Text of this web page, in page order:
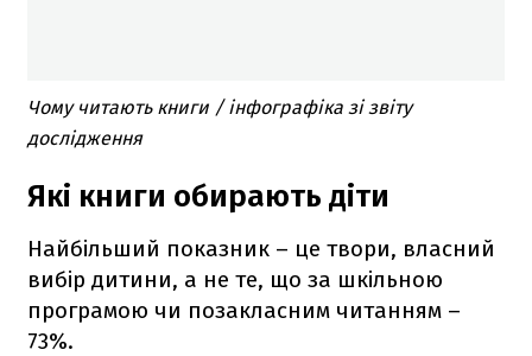
Чому читають книги / інфографіка зі звіту
дослідження
Які книги обирають діти
Найбільший показник – це твори, власний
вибір дитини, а не те, що за шкільною
програмою чи позакласним читанням –
73%.